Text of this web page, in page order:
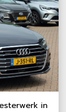
in